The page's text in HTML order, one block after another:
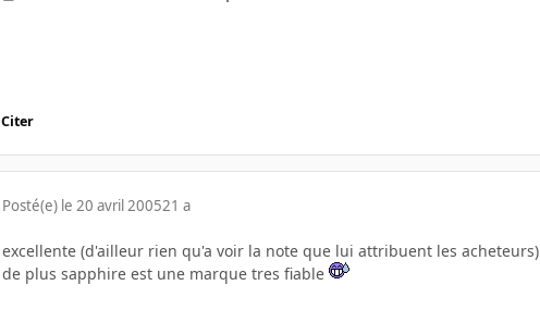
Citer
Posté(e) le 20 avril 200521 a
excellente (d'ailleur rien qu'a voir la note que lui attribuent les acheteurs)
de plus sapphire est une marque tres fiable